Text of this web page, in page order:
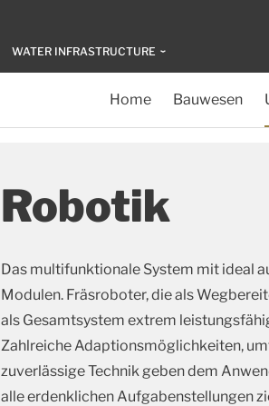
WATER INFRASTRUCTURE
Home Bauwesen
Robotik
Das multifunktionale System mit ideal
Modulen. Fräsroboter, die als
als Gesamtsystem extrem
Zahlreiche Adaptionsmöglichkeiten,
zuverlässige Technik geben dem
alle erdenklichen Aufgabenstellungen